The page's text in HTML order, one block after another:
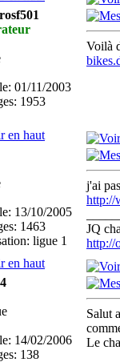
01/11/2003
1953
Voilà
en haut
13/10/2005
1463
ligue 1
j'ai
http://
JQ
http://
en haut
14/02/2006
138
Salut
Le